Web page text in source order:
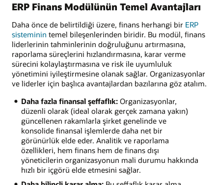
ERP Finans Modülünün Temel Avantajları
Daha önce de belirtildiği üzere, finans herhangi bir ERP
sisteminin temel bileşenlerinden biridir. Bu modül, finans
liderlerinin tahminlerinin doğruluğunu artırmasına,
raporlama süreçlerini hızlandırmasına, karar verme
sürecini kolaylaştırmasına ve risk ile uyumluluk
yönetimini iyileştirmesine olanak sağlar. Organizasyonlar
ve liderler için başlıca avantajlardan bazılarına göz atalım.
Daha fazla finansal şeffaflık:Organizasyonlar,
düzenli olarak (ideal olarak gerçek zamana yakın)
güncellenen rakamlarla şirket genelinde ve
konsolide finansal işlemlerde daha net bir
görünürlük elde eder. Analitik ve raporlama
özellikleri, hem finans hem de finans dışı
yöneticilerin organizasyonun mali durumu hakkında
hızlı bir içgörü elde etmesini sağlar.